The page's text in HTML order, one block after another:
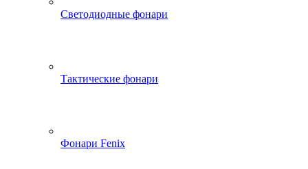
Светодиодные фонари
Тактические фонари
Фонари Fenix